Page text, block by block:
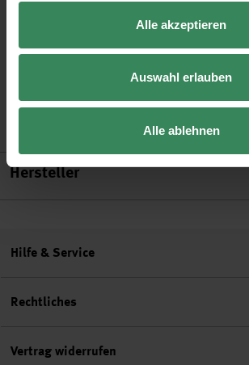
Alle akzeptieren
Auswahl erlauben
Alle ablehnen
aus Glas
4 verschiedene Größen zur Auswahl, je
Tipp! auch in braun erhältlich oder als
Hersteller
Hilfe & Service
Rechtliches
Vertrag widerrufen